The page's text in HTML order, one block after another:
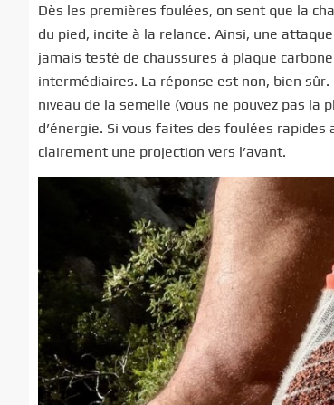
Dès les premières foulées, on sent que la
du pied, incite à la relance. Ainsi, une
jamais testé de chaussures à plaque
intermédiaires. La réponse est non, bien sûr.
niveau de la semelle (vous ne pouvez pas
d’énergie. Si vous faites des foulées
clairement une projection vers l’avant.